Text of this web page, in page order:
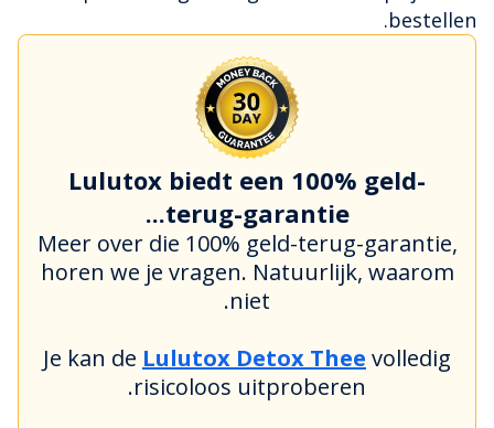
bestellen.
Lulutox biedt een 100% geld-
terug-garantie...
Meer over die 100% geld-terug-garantie,
horen we je vragen. Natuurlijk, waarom
niet.
Je kan de Lulutox Detox Thee volledig
risicoloos uitproberen.